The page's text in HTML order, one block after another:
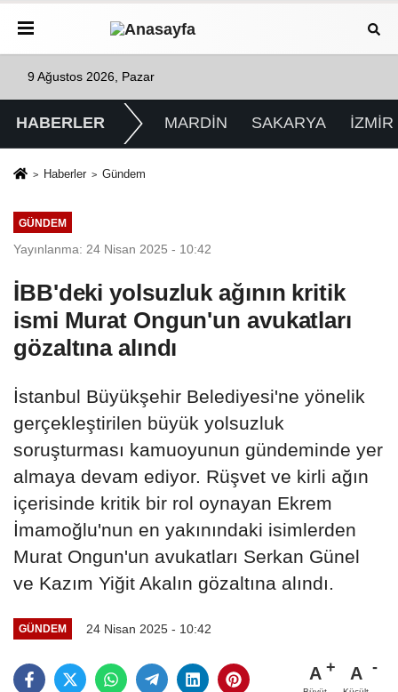
9 Ağustos 2026, Pazar
HABERLER MARDİN SAKARYA İZMİR
Haberler Gündem
GÜNDEM
Yayınlanma: 24 Nisan 2025 - 10:42
İBB'deki yolsuzluk ağının kritik
ismi Murat Ongun'un avukatları
gözaltına alındı
İstanbul Büyükşehir Belediyesi'ne yönelik
gerçekleştirilen büyük yolsuzluk
soruşturması kamuoyunun gündeminde yer
almaya devam ediyor. Rüşvet ve kirli ağın
içerisinde kritik bir rol oynayan Ekrem
İmamoğlu'nun en yakınındaki isimlerden
Murat Ongun'un avukatları Serkan Günel
ve Kazım Yiğit Akalın gözaltına alındı.
GÜNDEM 24 Nisan 2025 - 10:42
A A